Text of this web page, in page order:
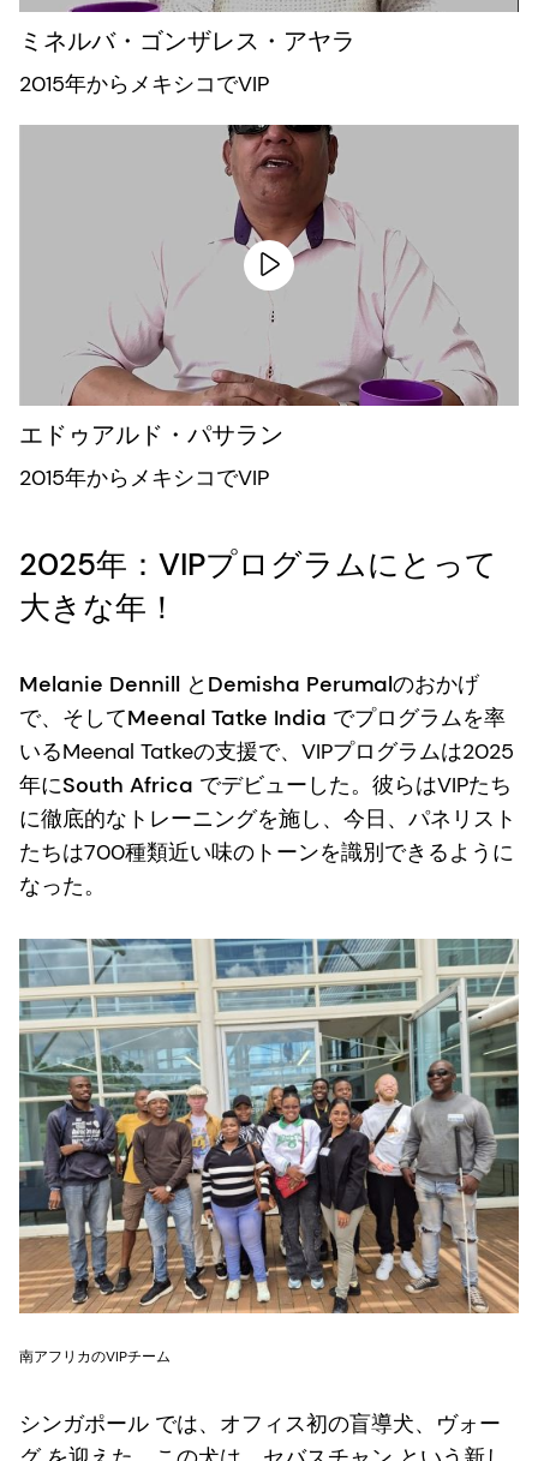
ミネルバ・ゴンザレス・アヤラ
2015年からメキシコでVIP
エドゥアルド・パサラン
2015年からメキシコでVIP
2025年：VIPプログラムにとって
大きな年！
Melanie Dennill と Demisha Perumalのおかげ
で、そしてMeenal Tatke India でプログラムを率
いるMeenal Tatkeの支援で、VIPプログラムは2025
年にSouth Africa でデビューした。彼らはVIPたち
に徹底的なトレーニングを施し、今日、パネリスト
たちは700種類近い味のトーンを識別できるように
なった。
南アフリカのVIPチーム
シンガポール では、オフィス初の盲導犬、 ヴォー